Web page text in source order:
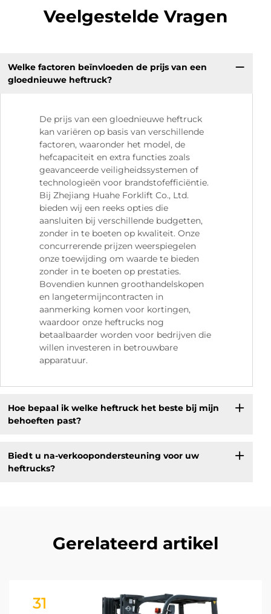
Veelgestelde Vragen
Welke factoren beïnvloeden de prijs van een
gloednieuwe heftruck?
De prijs van een gloednieuwe heftruck
kan variëren op basis van verschillende
factoren, waaronder het model, de
hefcapaciteit en extra functies zoals
geavanceerde veiligheidssystemen of
technologieën voor brandstofefficiëntie.
Bij Zhejiang Huahe Forklift Co., Ltd.
bieden wij een reeks opties die
aansluiten bij verschillende budgetten,
zonder in te boeten op kwaliteit. Onze
concurrerende prijzen weerspiegelen
onze toewijding om waarde te bieden
zonder in te boeten op prestaties.
Bovendien kunnen groothandelskopen
en langetermijncontracten in
aanmerking komen voor kortingen,
waardoor onze heftrucks nog
betaalbaarder worden voor bedrijven die
willen investeren in betrouwbare
apparatuur.
Hoe bepaal ik welke heftruck het beste bij mijn
behoeften past?
Biedt u na-verkoopondersteuning voor uw
heftrucks?
Gerelateerd artikel
31